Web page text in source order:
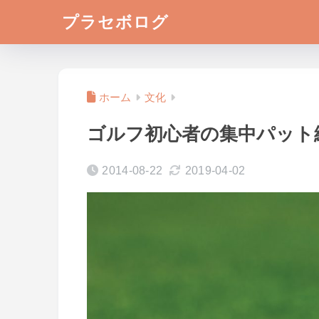
プラセボログ
ホーム 文化
ゴルフ初心者の集中パット
2014-08-22 2019-04-02